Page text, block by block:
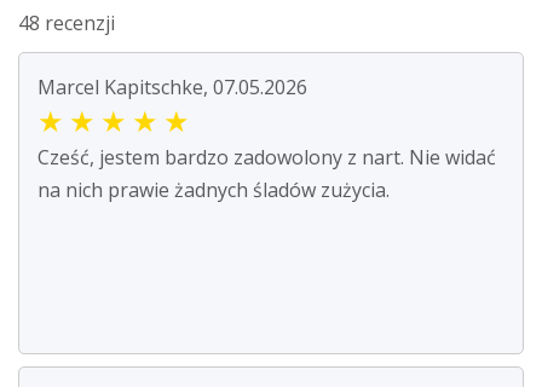
48 recenzji
Marcel Kapitschke, 07.05.2026
★ ★ ★ ★ ★
Cześć, jestem bardzo zadowolony z nart. Nie widać
na nich prawie żadnych śladów zużycia.